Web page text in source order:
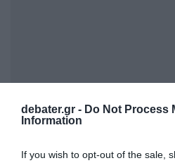
debater.gr - Do Not Process
Information
If you wish to opt-out of the sale,